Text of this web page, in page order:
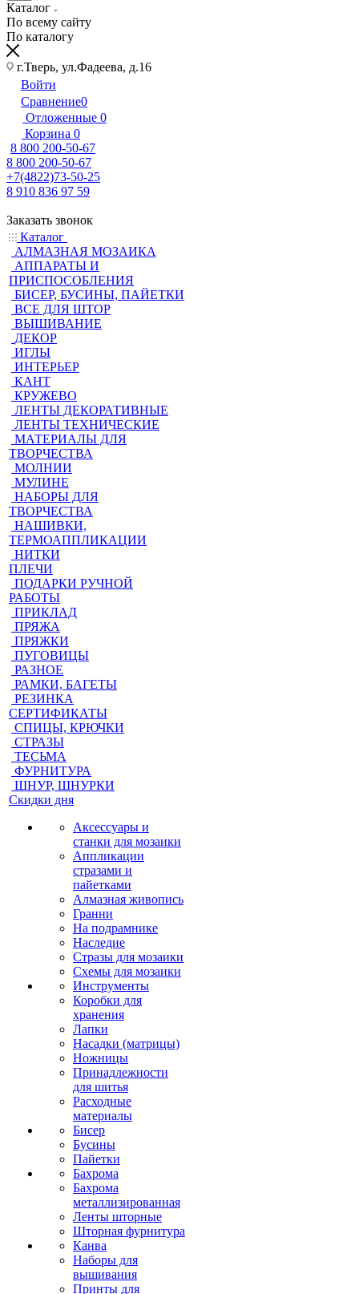
Каталог
По всему сайту
По каталогу
г.Тверь, ул.Фадеева, д.16
Войти
Сравнение0
Отложенные 0
Корзина 0
8 800 200-50-67
8 800 200-50-67
+7(4822)73-50-25
8 910 836 97 59
Заказать звонок
Каталог
АЛМАЗНАЯ МОЗАИКА
АППАРАТЫ И
ПРИСПОСОБЛЕНИЯ
БИСЕР, БУСИНЫ, ПАЙЕТКИ
ВСЕ ДЛЯ ШТОР
ВЫШИВАНИЕ
ДЕКОР
ИГЛЫ
ИНТЕРЬЕР
КАНТ
КРУЖЕВО
ЛЕНТЫ ДЕКОРАТИВНЫЕ
ЛЕНТЫ ТЕХНИЧЕСКИЕ
МАТЕРИАЛЫ ДЛЯ
ТВОРЧЕСТВА
МОЛНИИ
МУЛИНЕ
НАБОРЫ ДЛЯ
ТВОРЧЕСТВА
НАШИВКИ,
ТЕРМОАППЛИКАЦИИ
НИТКИ
ПЛЕЧИ
ПОДАРКИ РУЧНОЙ
РАБОТЫ
ПРИКЛАД
ПРЯЖА
ПРЯЖКИ
ПУГОВИЦЫ
РАЗНОЕ
РАМКИ, БАГЕТЫ
РЕЗИНКА
СЕРТИФИКАТЫ
СПИЦЫ, КРЮЧКИ
СТРАЗЫ
ТЕСЬМА
ФУРНИТУРА
ШНУР, ШНУРКИ
Скидки дня
Аксессуары и
станки для мозаики
Аппликации
стразами и
пайетками
Алмазная живопись
Гранни
На подрамнике
Наследие
Стразы для мозаики
Схемы для мозаики
Инструменты
Коробки для
хранения
Лапки
Насадки (матрицы)
Ножницы
Принадлежности
для шитья
Расходные
материалы
Бисер
Бусины
Пайетки
Бахрома
Бахрома
металлизированная
Ленты шторные
Шторная фурнитура
Канва
Наборы для
вышивания
Принты для